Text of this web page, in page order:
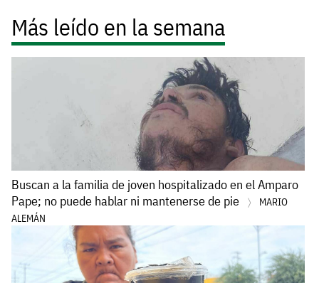
Más leído en la semana
Buscan a la familia de joven hospitalizado en el Amparo
Pape; no puede hablar ni mantenerse de pie
MARIO
ALEMÁN